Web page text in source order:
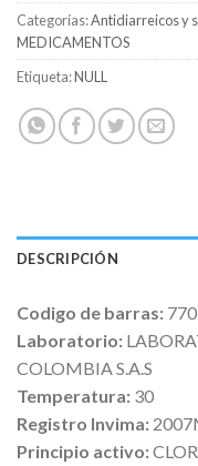
Categorías:Antidiarreicos y
MEDICAMENTOS
Etiqueta:NULL
DESCRIPCIÓN
Codigo de barras:
Laboratorio:
COLOMBIA S.A.S
Temperatura: 30
Registro Invima:
Principio activo: